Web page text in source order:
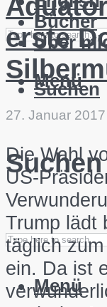
Menü
Bücher
Über
Suchen
Suchen
Menü
erste
27. Januar 2017
Die Wahl
US-
Trump lädt
täglich
ein. Da ist